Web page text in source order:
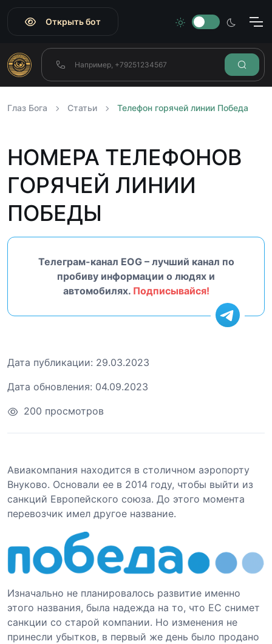
Открыть бот
Глаз Бога Статьи Телефон горячей линии Победа
НОМЕРА ТЕЛЕФОНОВ
ГОРЯЧЕЙ ЛИНИИ
ПОБЕДЫ
Телеграм-канал EOG – лучший канал по
пробиву информации о людях и
автомобилях. Подписывайся!
Дата публикации: 29.03.2023
Дата обновления: 04.09.2023
200 просмотров
Авиакомпания находится в столичном аэропорту
Внуково. Основали ее в 2014 году, чтобы выйти из
санкций Европейского союза. До этого момента
перевозчик имел другое название.
Изначально не планировалось развитие именно
этого названия, была надежда на то, что ЕС снимет
санкции со старой компании. Но изменения не
принесли убытков, в первый же день было продано